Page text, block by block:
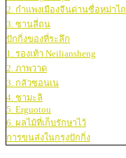
2. กำแพงเมืองจีนด่านซื่อหม่าไถ
3. ซานลี่ถุน
ปักกิ่งของที่ระลึก
1. รองเท้า Neiliansheng
2. ภาพวาด
3. กลัวซอนเน
4. ชามะลิ
5. Erguotou
6. ผลไม้ที่เก็บรักษาไว้
การขนส่งในกรุงปักกิ่ง